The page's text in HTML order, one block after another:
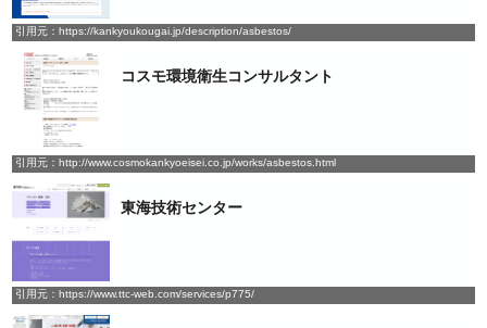
引用元：https://kankyoukougai.jp/description/asbestos/
コスモ環境衛生コンサルタント
引用元：http://www.cosmokankyoeisei.co.jp/works/asbestos.html
東海技術センター
引用元：https://www.ttc-web.com/services/p775/